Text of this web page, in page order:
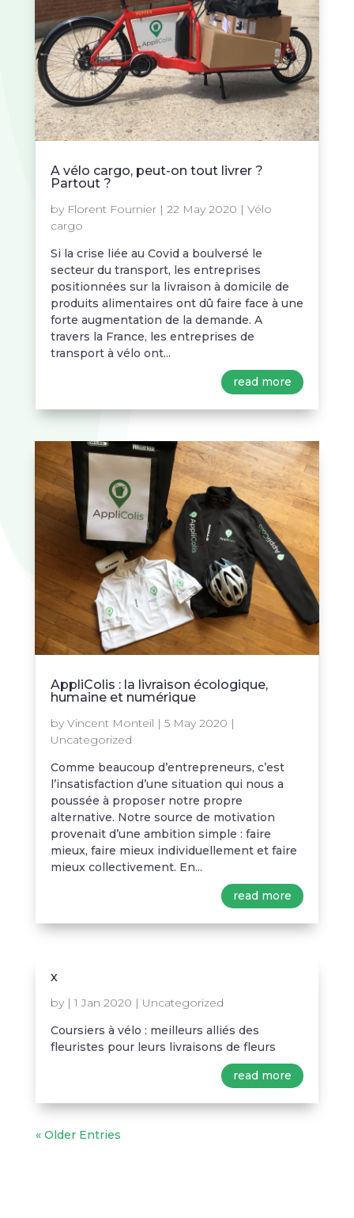
A vélo cargo, peut-on tout livrer ?
Partout ?
by Florent Fournier| 22 May 2020 | Vélo
cargo
Si la crise liée au Covid a boulversé le
secteur du transport, les entreprises
positionnées sur la livraison à domicile de
produits alimentaires ont dû faire face à une
forte augmentation de la demande. A
travers la France, les entreprises de
transport à vélo ont...
read more
AppliColis : la livraison écologique,
humaine et numérique
by Vincent Monteil | 5 May 2020 |
Uncategorized
Comme beaucoup d’entrepreneurs, c’est
l’insatisfaction d’une situation qui nous a
poussée à proposer notre propre
alternative. Notre source de motivation
provenait d’une ambition simple : faire
mieux, faire mieux individuellement et faire
mieux collectivement. En...
read more
x
by |1 Jan 2020 | Uncategorized
Coursiers à vélo : meilleurs alliés des
fleuristes pour leurs livraisons de fleurs
read more
« Older Entries